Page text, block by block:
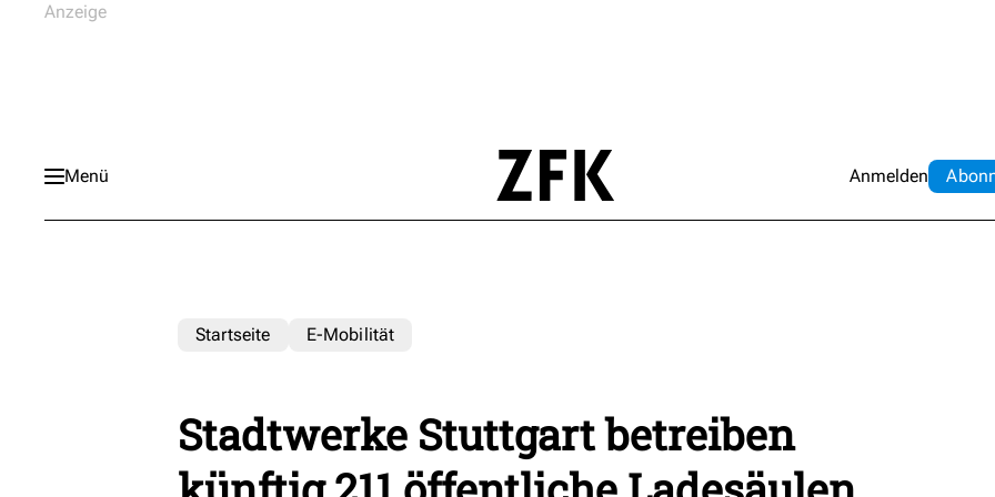
Menü Anmelden Abo
Startseite E-Mobilität
Stadtwerke Stuttgart betreiben